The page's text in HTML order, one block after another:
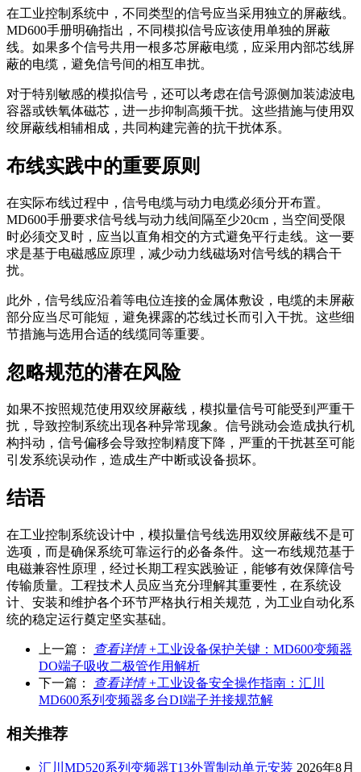
在工业控制系统中，不同类型的信号应当采用独立的屏蔽线。
MD600手册明确指出，不同模拟信号应该使用单独的屏蔽
线。如果多个信号共用一根多芯屏蔽电缆，应采用内部芯线屏
蔽的电缆，避免信号间的相互串扰。
对于特别敏感的模拟信号，还可以考虑在信号源侧加装滤波电
容器或铁氧体磁芯，进一步抑制高频干扰。这些措施与使用双
绞屏蔽线相辅相成，共同构建完善的抗干扰体系。
布线实践中的重要原则
在实际布线过程中，信号电缆与动力电缆必须分开布置。
MD600手册要求信号线与动力线间隔至少20cm，当空间受限
时必须交叉时，应当以直角相交的方式避免平行走线。这一要
求是基于电磁感应原理，减少动力线磁场对信号线的耦合干
扰。
此外，信号线应沿着等电位连接的金属体敷设，电缆的未屏蔽
部分应当尽可能短，避免裸露的芯线过长而引入干扰。这些细
节措施与选用合适的线缆同等重要。
忽略规范的潜在风险
如果不按照规范使用双绞屏蔽线，模拟量信号可能受到严重干
扰，导致控制系统出现各种异常现象。信号跳动会造成执行机
构抖动，信号偏移会导致控制精度下降，严重的干扰甚至可能
引发系统误动作，造成生产中断或设备损坏。
结语
在工业控制系统设计中，模拟量信号线选用双绞屏蔽线不是可
选项，而是确保系统可靠运行的必备条件。这一布线规范基于
电磁兼容性原理，经过长期工程实践验证，能够有效保障信号
传输质量。工程技术人员应当充分理解其重要性，在系统设
计、安装和维护各个环节严格执行相关规范，为工业自动化系
统的稳定运行奠定坚实基础。
上一篇： 查看详情 +工业设备保护关键：MD600变频器
DO端子吸收二极管作用解析
下一篇：
查看详情 +工业设备安全操作指南：汇川
MD600系列变频器多台DI端子并接规范解
相关推荐
汇川MD520系列变频器T13外置制动单元安装 2026年8月